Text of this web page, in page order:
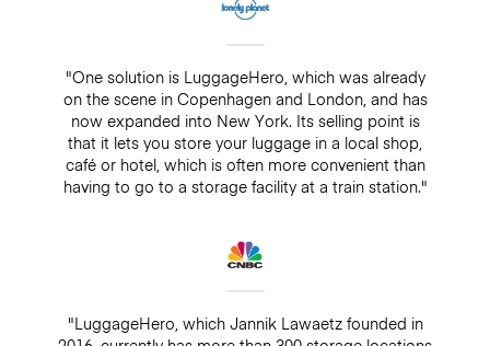
"One solution is LuggageHero, which was already
on the scene in Copenhagen and London, and has
now expanded into New York. Its selling point is
that it lets you store your luggage in a local shop,
café or hotel, which is often more convenient than
having to go to a storage facility at a train station."
"LuggageHero, which Jannik Lawaetz founded in